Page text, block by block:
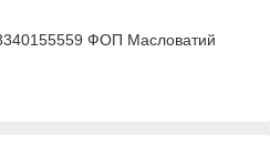
ФОП Масловатий